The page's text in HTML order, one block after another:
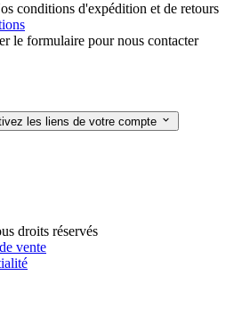
conditions d'expédition et de retours
le formulaire pour nous contacter
les liens de votre compte 
droits réservés
vente